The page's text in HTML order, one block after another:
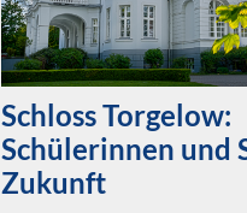
Schloss Torgelow:
Schülerinnen und
Zukunft